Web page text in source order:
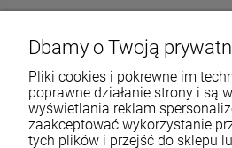
572989669
Informacje
Dbamy o Twoją
Pliki cookies i pokrewne im
poprawne działanie strony i są
wyświetlania reklam
zaakceptować wykorzystanie
tych plików i przejść do sklepu